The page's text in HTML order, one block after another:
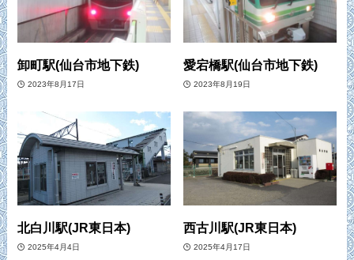
卸町駅(仙台市地下鉄)
2023年8月17日
愛宕橋駅(仙台市地下鉄)
2023年8月19日
北白川駅(JR東日本)
2025年4月4日
西古川駅(JR東日本)
2025年4月17日